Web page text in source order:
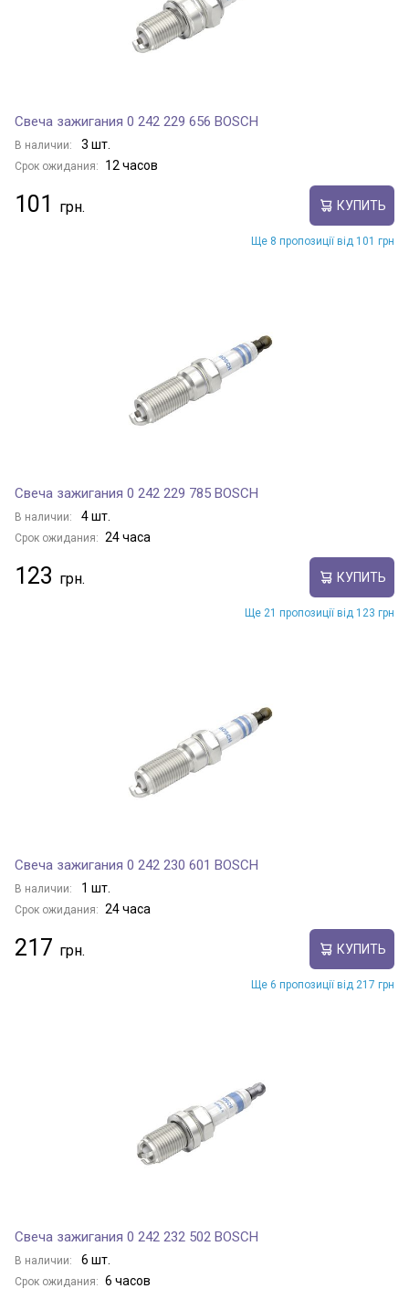
Свеча зажигания 0 242 229 656 BOSCH
В наличии: 3 шт.
Срок ожидания: 12 часов
101 КУПИТЬ
Ще 8 пропозиції від 101 грн
Свеча зажигания 0 242 229 785 BOSCH
В наличии: 4 шт.
Срок ожидания: 24 часа
123 КУПИТЬ
Ще 21 пропозиції від 123 грн
Свеча зажигания 0 242 230 601 BOSCH
В наличии: 1 шт.
Срок ожидания: 24 часа
217 КУПИТЬ
Ще 6 пропозиції від 217 грн
Свеча зажигания 0 242 232 502 BOSCH
В наличии: 6 шт.
Срок ожидания: 6 часов